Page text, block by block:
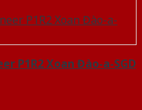
P1R2 Xoan Đào-a-SGD